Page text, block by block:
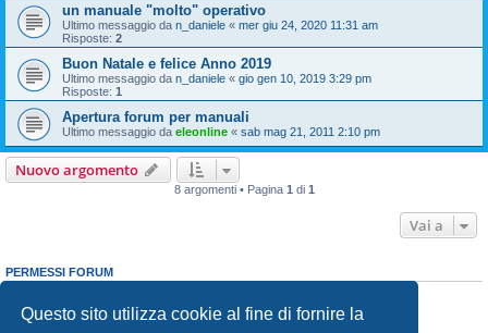
Questo sito utilizza cookie al fine di fornire la
un manuale "molto" operativo
Ultimo messaggio da n_daniele « mer giu 24, 2020 11:31 am
Risposte: 2
Buon Natale e felice Anno 2019
Ultimo messaggio da n_daniele « gio gen 10, 2019 3:29 pm
Risposte: 1
Apertura forum per manuali
Ultimo messaggio da eleonline « sab mag 21, 2011 2:10 pm
Nuovo argomento
8 argomenti • Pagina 1 di 1
Vai a
PERMESSI FORUM
Non puoirispondere negli argomenti
Non puoimodificare i tuoi messaggi